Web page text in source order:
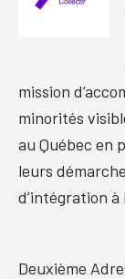
mission
minorités
au Québec en
leurs
d’intégration à
Deuxième